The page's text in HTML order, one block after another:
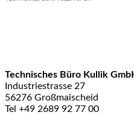
Technisches Büro Kullik
Industriestrasse 27
56276 Großmaischeid
Tel +49 2689 92 77 00